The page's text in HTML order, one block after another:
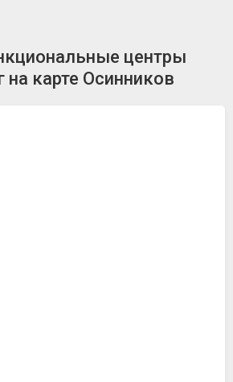
центры
на карте Осинников